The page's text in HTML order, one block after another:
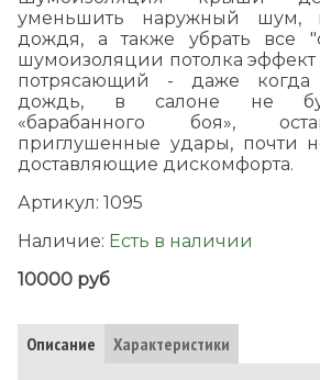
уменьшить наружный шум,
дождя, а также убрать все
шумоизоляции потолка
потрясающий - даже
дождь, в салоне не
«барабанного боя»,
приглушенные удары, почти
доставляющие дискомфорта.
Артикул: 1095
Наличие: Есть в наличии
10000 руб
Описание Характеристики